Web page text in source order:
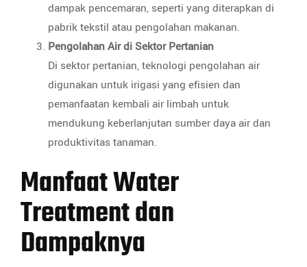
dampak pencemaran, seperti yang diterapkan di
pabrik tekstil atau pengolahan makanan.
Pengolahan Air di Sektor Pertanian
Di sektor pertanian, teknologi pengolahan air
digunakan untuk irigasi yang efisien dan
pemanfaatan kembali air limbah untuk
mendukung keberlanjutan sumber daya air dan
produktivitas tanaman.
Manfaat Water
Treatment dan
Dampaknya